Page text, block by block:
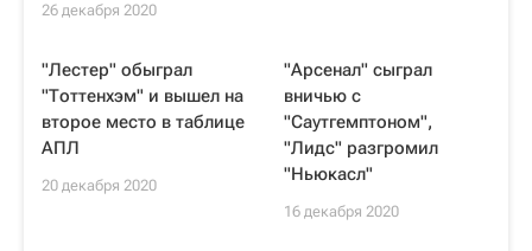
26 декабря 2020
"Лестер" обыграл
"Тоттенхэм" и вышел на
второе место в таблице
АПЛ
20 декабря 2020
"Арсенал" сыграл
вничью с
"Саутгемптоном",
"Лидс" разгромил
"Ньюкасл"
16 декабря 2020